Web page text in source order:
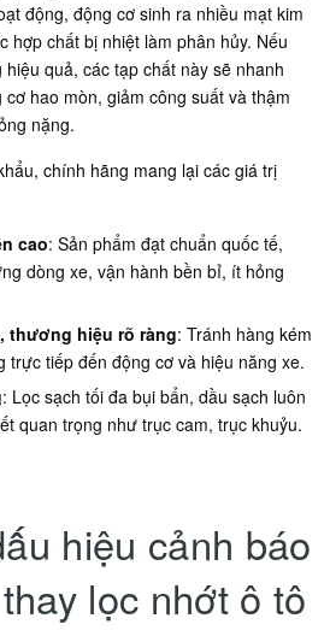
động, động cơ sinh ra nhiều mạt kim
hợp chất bị nhiệt làm phân hủy. Nếu
quả, các tạp chất này sẽ nhanh
hao mòn, giảm công suất và thậm
nặng.
chính hãng mang lại các giá trị
cao: Sản phẩm đạt chuẩn quốc tế,
dòng xe, vận hành bền bỉ, ít hỏng
thương hiệu rõ ràng: Tránh hàng kém
trực tiếp đến động cơ và hiệu năng xe.
: Lọc sạch tối đa bụi bẩn, dầu sạch luôn
quan trọng như trục cam, trục khuỷu.
hiệu cảnh báo
lọc nhớt ô tô